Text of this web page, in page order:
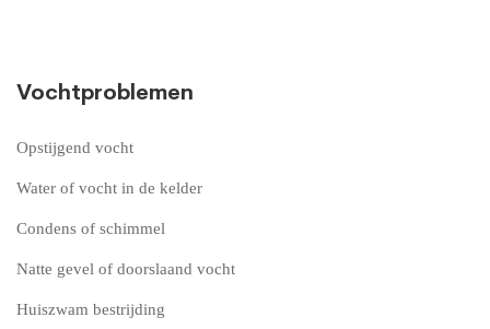
Vochtproblemen
Opstijgend vocht
Water of vocht in de kelder
Condens of schimmel
Natte gevel of doorslaand vocht
Huiszwam bestrijding